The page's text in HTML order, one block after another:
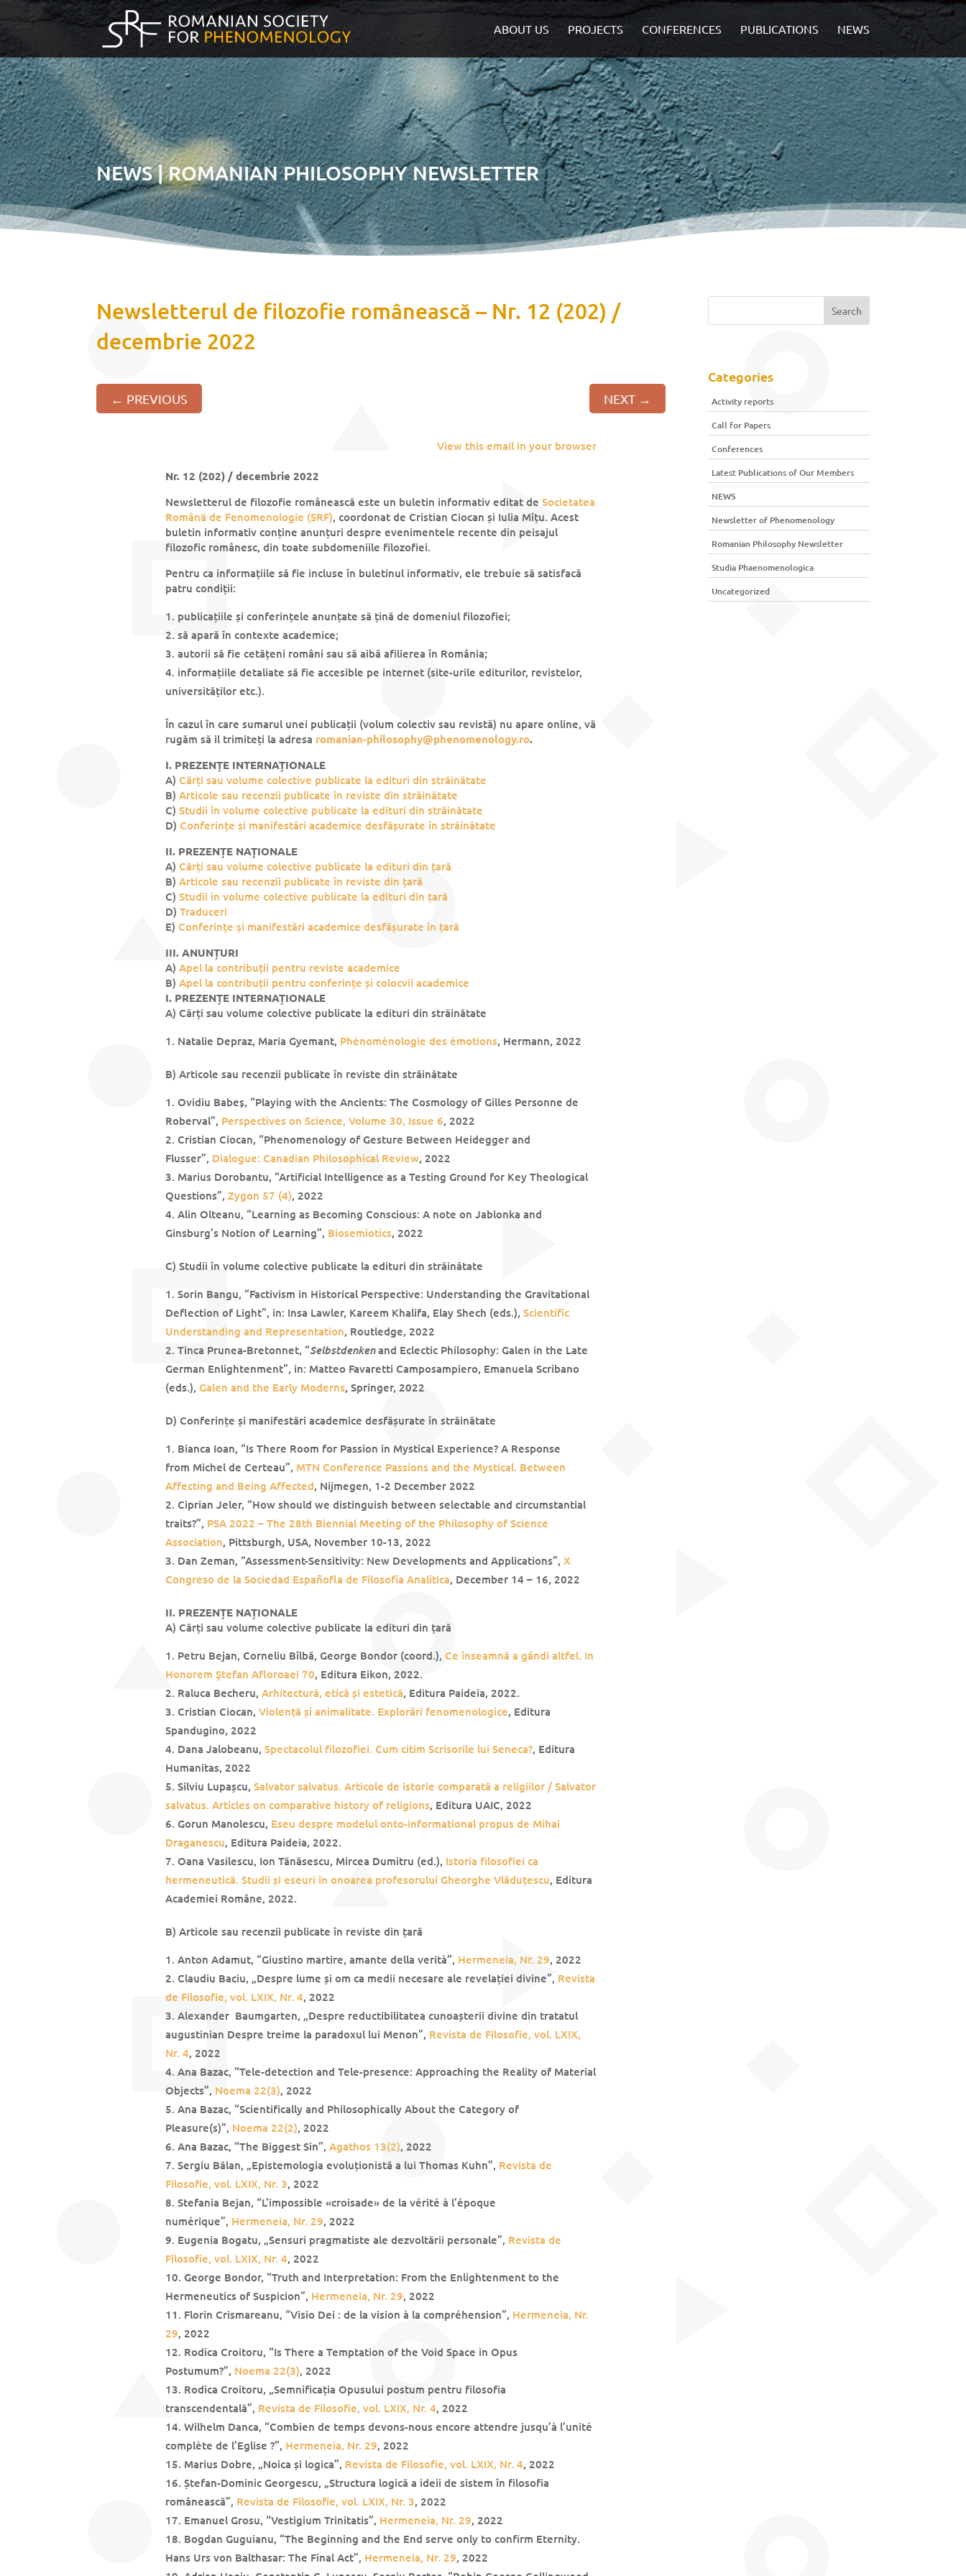
ABOUT US PROJECTS CONFERENCES PUBLICATIONS NEWS
NEWS | ROMANIAN PHILOSOPHY NEWSLETTER
Newsletterul de filozofie românească – Nr. 12 (202) /
decembrie 2022
← PREVIOUS NEXT →
View this email in your browser
Nr. 12 (202) / decembrie 2022
Newsletterul de filozofie românească este un buletin informativ editat deSocietatea
Română de Fenomenologie (SRF), coordonat de Cristian Ciocan și Iulia Mîțu. Acest
buletin informativ conține anunțuri despre evenimentele recente din peisajul
filozofic românesc, din toate subdomeniile filozofiei.
Pentru ca informațiile să fie incluse în buletinul informativ, ele trebuie să satisfacă
patru condiții:
publicațiile și conferințele anunțate să țină de domeniul filozofiei;
să apară în contexte academice;
autorii să fie cetățeni români sau să aibă afilierea în România;
informațiile detaliate să fie accesible pe internet (site-urile editurilor, revistelor,
universităților etc.).
În cazul în care sumarul unei publicații (volum colectiv sau revistă) nu apare online, vă
rugăm să il trimiteți la adresa romanian-philosophy@phenomenology.ro.
I. PREZENȚE INTERNAȚIONALE
A) Cărți sau volume colective publicate la edituri din străinătate
B)Articole sau recenzii publicate în reviste din străinătate
C)Studii în volume colective publicate la edituri din străinătate
D) Conferințe și manifestări academice desfășurate în străinătate
II. PREZENȚE NAȚIONALE
A) Cărți sau volume colective publicate la edituri din țară
B)Articole sau recenzii publicate în reviste din țară
C)Studii in volume colective publicate la edituri din țară
D)Traduceri
E) Conferințe și manifestări academice desfășurate în țară
III. ANUNȚURI
A)Apel la contribuții pentru reviste academice
B)Apel la contribuții pentru conferințe și colocvii academice
I. PREZENȚE INTERNAȚIONALE
A) Cărți sau volume colective publicate la edituri din străinătate
Natalie Depraz, Maria Gyemant, Phénoménologie des émotions, Hermann, 2022
B) Articole sau recenzii publicate în reviste din străinătate
Ovidiu Babeş, “Playing with the Ancients: The Cosmology of Gilles Personne de
Roberval”, Perspectives on Science, Volume 30, Issue 6, 2022
Cristian Ciocan, “Phenomenology of Gesture Between Heidegger and
Flusser”, Dialogue: Canadian Philosophical Review, 2022
Marius Dorobantu, “Artificial Intelligence as a Testing Ground for Key Theological
Questions”,Zygon 57 (4), 2022
Alin Olteanu, “Learning as Becoming Conscious: A note on Jablonka and
Ginsburg’s Notion of Learning”, Biosemiotics, 2022
C) Studii în volume colective publicate la edituri din străinătate
Sorin Bangu, “Factivism in Historical Perspective: Understanding the Gravitational
Deflection of Light”, in: Insa Lawler, Kareem Khalifa, Elay Shech (eds.),Scientific
Understanding and Representation, Routledge, 2022
Tinca Prunea-Bretonnet, “Selbstdenkenand Eclectic Philosophy: Galen in the Late
German Enlightenment”, in: Matteo Favaretti Camposampiero, Emanuela Scribano
(eds.), Galen and the Early Moderns, Springer, 2022
D) Conferințe și manifestări academice desfășurate în străinătate
Bianca Ioan, “Is There Room for Passion in Mystical Experience? A Response
from Michel de Certeau”, MTN Conference Passions and the Mystical. Between
Affecting and Being Affected, Nijmegen, 1-2 December 2022
Ciprian Jeler, “How should we distinguish between selectable and circumstantial
traits?”, PSA 2022 – The 28th Biennial Meeting of the Philosophy of Science
Association, Pittsburgh, USA, November 10-13, 2022
Dan Zeman, “Assessment-Sensitivity: New Developments and Applications”,X
Congreso de la Sociedad Españofla de Filosofía Analítica, December 14 – 16, 2022
II. PREZENȚE NAȚIONALE
A) Cărți sau volume colective publicate la edituri din țară
Petru Bejan, Corneliu Bîlbă, George Bondor (coord.), Ce înseamnă a gândi altfel. In
Honorem Ştefan Afloroaei 70, Editura Eikon, 2022.
Raluca Becheru,Arhitectură, etică și estetică, Editura Paideia, 2022.
Cristian Ciocan,Violență și animalitate. Explorări fenomenologice, Editura
Spandugino, 2022
Dana Jalobeanu,Spectacolul filozofiei. Cum citim Scrisorile lui Seneca?, Editura
Humanitas, 2022
Silviu Lupașcu,Salvator salvatus. Articole de istorie comparată a religiilor / Salvator
salvatus. Articles on comparative history of religions, Editura UAIC, 2022
Gorun Manolescu, Eseu despre modelul onto-informational propus de Mihai
Draganescu, Editura Paideia, 2022.
Oana Vasilescu, Ion Tănăsescu, Mircea Dumitru (ed.), Istoria filosofiei ca
hermeneutică. Studii și eseuri în onoarea profesorului Gheorghe Vlăduțescu, Editura
Academiei Române, 2022.
B) Articole sau recenzii publicate în reviste din țară
Anton Adamut, “Giustino martire, amante della verità”, Hermeneia, Nr. 29, 2022
Claudiu Baciu, „Despre lume și om ca medii necesare ale revelației divine”, Revista
de Filosofie, vol. LXIX, Nr. 4, 2022
Alexander Baumgarten, „Despre reductibilitatea cunoașterii divine din tratatul
augustinian Despre treime la paradoxul lui Menon”, Revista de Filosofie, vol. LXIX,
Nr. 4, 2022
Ana Bazac, “Tele-detection and Tele-presence: Approaching the Reality of Material
Objects”, Noema 22(3), 2022
Ana Bazac, “Scientifically and Philosophically About the Category of
Pleasure(s)”, Noema 22(2), 2022
Ana Bazac, “The Biggest Sin”,Agathos 13(2), 2022
Sergiu Bălan, „Epistemologia evoluționistă a lui Thomas Kuhn”, Revista de
Filosofie, vol. LXIX, Nr. 3, 2022
Stefania Bejan, “L’impossible «croisade» de la vérité à l’époque
numérique”, Hermeneia, Nr. 29, 2022
Eugenia Bogatu, „Sensuri pragmatiste ale dezvoltării personale”, Revista de
Filosofie, vol. LXIX, Nr. 4, 2022
George Bondor, “Truth and Interpretation: From the Enlightenment to the
Hermeneutics of Suspicion”, Hermeneia, Nr. 29, 2022
Florin Crismareanu, “Visio Dei : de la vision à la compréhension”, Hermeneia, Nr.
29, 2022
Rodica Croitoru, “Is There a Temptation of the Void Space in Opus
Postumum?”, Noema 22(3), 2022
Rodica Croitoru, „Semnificația Opusului postum pentru filosofia
transcendentală”, Revista de Filosofie, vol. LXIX, Nr. 4, 2022
Wilhelm Danca, “Combien de temps devons-nous encore attendre jusqu’à l’unité
complète de l’Eglise ?”, Hermeneia, Nr. 29, 2022
Marius Dobre, „Noica și logica”, Revista de Filosofie, vol. LXIX, Nr. 4, 2022
Ștefan-Dominic Georgescu, „Structura logică a ideii de sistem în filosofia
românească”, Revista de Filosofie, vol. LXIX, Nr. 3, 2022
Emanuel Grosu, “Vestigium Trinitatis”, Hermeneia, Nr. 29, 2022
Bogdan Guguianu, “The Beginning and the End serve only to confirm Eternity.
Hans Urs von Balthasar: The Final Act”, Hermeneia, Nr. 29, 2022
Categories
Activity reports
Call for Papers
Conferences
Latest Publications of Our Members
NEWS
Newsletter of Phenomenology
Romanian Philosophy Newsletter
Studia Phaenomenologica
Uncategorized